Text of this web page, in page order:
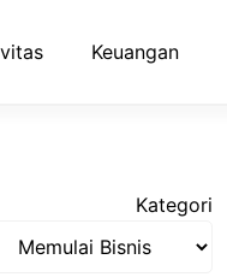
Keuangan
Kategori